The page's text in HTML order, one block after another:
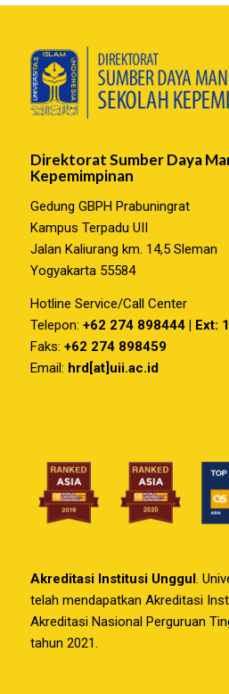
Direktorat Sumber Daya
Kepemimpinan
Gedung GBPH Prabuningrat
Kampus Terpadu UII
Jalan Kaliurang km. 14,5 Sleman
Yogyakarta 55584
Hotline Service/Call Center
Telepon: +62 274 898444 | Ext:
Faks: +62 274 898459
Email: hrd[at]uii.ac.id
Akreditasi Institusi Unggul.
telah mendapatkan Akreditasi
Akreditasi Nasional Perguruan
tahun 2021.